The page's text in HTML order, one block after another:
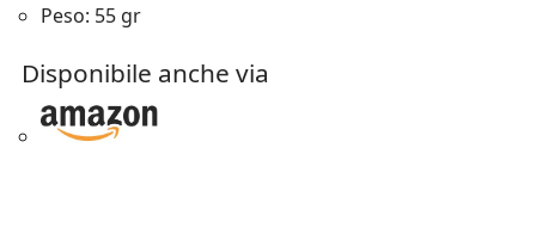
Peso: 55 gr
Disponibile anche via